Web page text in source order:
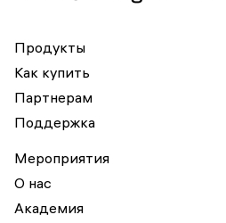
Продукты
Как купить
Партнерам
Поддержка
Мероприятия
О нас
Академия